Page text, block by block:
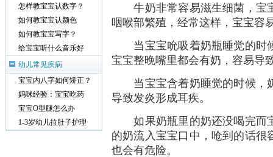
牛奶非常容易滋生细菌，宝
咽喉部繁殖，经常这样，宝宝容
当宝宝吮吸着奶瓶睡觉的时
宝宝整晚嘴里都会有奶，容易导
当宝宝含着奶睡觉的时候，
导致发炎形成耳疾。
如果奶瓶里的奶还没喝完而
的奶流入宝宝口中，呛到的话很
也会有危险。
怎样教宝宝认数字？
如何教宝宝认颜色
如何教宝宝写字？
给宝宝听什么音乐好
幼儿常见疾病
宝宝内八字如何矫正？
妈咪经验：宝宝吃药
宝宝O型腿怎么办
1-3岁幼儿拉肚子护理